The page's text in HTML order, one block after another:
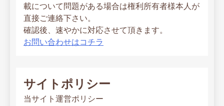
載について問題がある場合は権利所有者様本人が
直接ご連絡下さい。
確認後、速やかに対応させて頂きます。
お問い合わせはコチラ
サイトポリシー
当サイト運営ポリシー